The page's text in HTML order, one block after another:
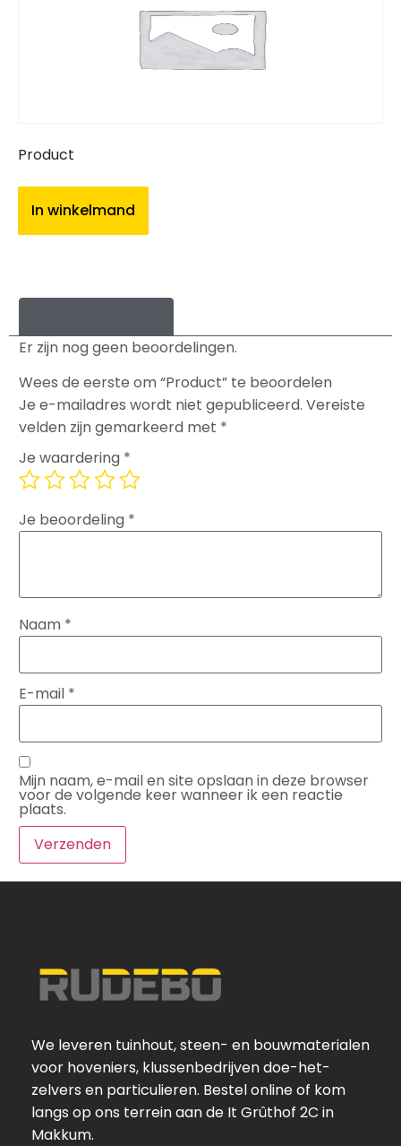
Product
In winkelmand
Er zijn nog geen beoordelingen.
Wees de eerste om “Product” te beoordelen
Je e-mailadres wordt niet gepubliceerd. Vereiste
velden zijn gemarkeerd met *
Je waardering *
Je beoordeling *
Naam *
E-mail *
Mijn naam, e-mail en site opslaan in deze browser
voor de volgende keer wanneer ik een reactie
plaats.
We leveren tuinhout, steen- en bouwmaterialen
voor hoveniers, klussenbedrijven doe-het-
zelvers en particulieren. Bestel online of kom
langs op ons terrein aan de It Grûthof 2C in
Makkum.